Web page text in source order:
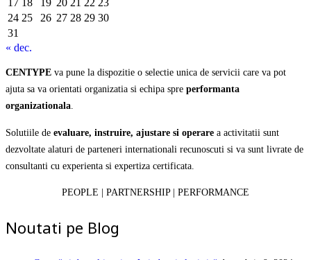
17 18 19 20 21 22 23
24 25 26 27 28 29 30
31
« dec.
CENTYPE va pune la dispozitie o selectie unica de servicii care va pot
ajuta sa va orientati organizatia si echipa spre performanta
organizationala.
Solutiile de evaluare, instruire, ajustare si operare a activitatii sunt
dezvoltate alaturi de parteneri internationali recunoscuti si va sunt livrate de
consultanti cu experienta si expertiza certificata.
PEOPLE | PARTNERSHIP | PERFORMANCE
Noutati pe Blog